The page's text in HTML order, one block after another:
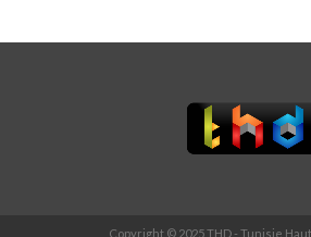
Copyright © 2025 THD - Tunisie